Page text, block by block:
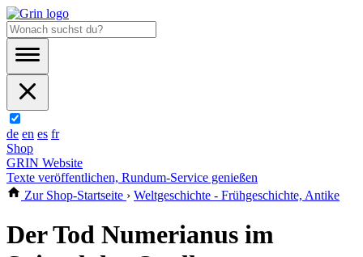
de en es fr
Shop
GRIN Website
Texte veröffentlichen, Rundum-Service genießen
Zur Shop-Startseite › Weltgeschichte - Frühgeschichte, Antike
Der Tod Numerianus im